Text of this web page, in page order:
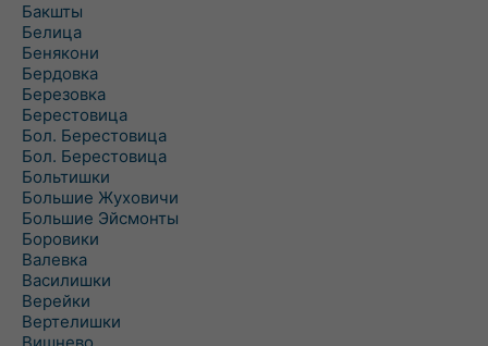
Бакшты
Белица
Бенякони
Бердовка
Березовка
Берестовица
Бол. Берестовица
Бол. Берестовица
Больтишки
Большие Жуховичи
Большие Эйсмонты
Боровики
Валевка
Василишки
Верейки
Вертелишки